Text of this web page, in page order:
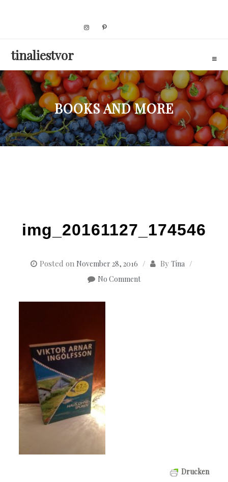
tinaliestvor
BOOKS AND MORE
img_20161127_174546
Posted on November 28, 2016 By Tina
No Comment
Drucken